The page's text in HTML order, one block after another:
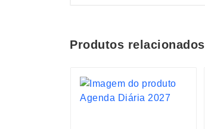
Produtos relacionados